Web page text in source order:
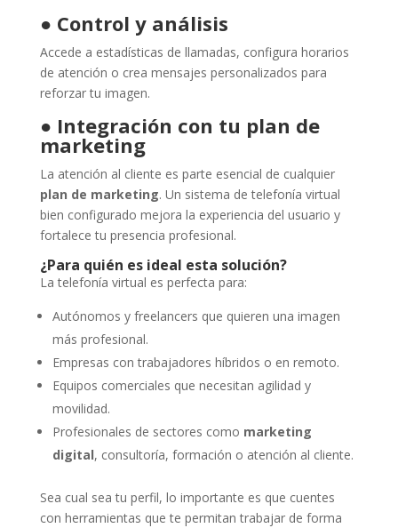
● Control y análisis
Accede a estadísticas de llamadas, configura horarios
de atención o crea mensajes personalizados para
reforzar tu imagen.
● Integración con tu plan de
marketing
La atención al cliente es parte esencial de cualquier
plan de marketing. Un sistema de telefonía virtual
bien configurado mejora la experiencia del usuario y
fortalece tu presencia profesional.
¿Para quién es ideal esta solución?
La telefonía virtual es perfecta para:
Autónomos y freelancers que quieren una imagen
más profesional.
Empresas con trabajadores híbridos o en remoto.
Equipos comerciales que necesitan agilidad y
movilidad.
Profesionales de sectores como marketing
digital, consultoría, formación o atención al cliente.
Sea cual sea tu perfil, lo importante es que cuentes
con herramientas que te permitan trabajar de forma